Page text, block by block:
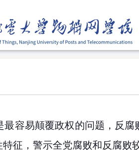
最容易颠覆政权的问题，反
特征，警示全党腐败和反腐败